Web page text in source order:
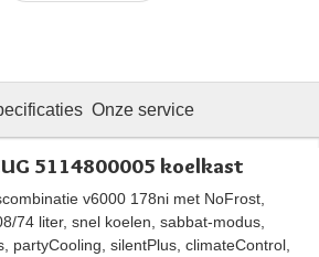
Onze service
5114800005 koelkast
v6000 178ni met NoFrost,
74 liter, snel koelen, sabbat-modus,
partyCooling, silentPlus, climateControl,